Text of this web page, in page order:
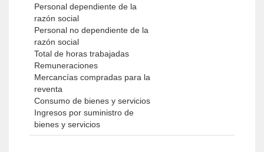
Personal dependiente de la
razón social
Personal no dependiente de la
razón social
Total de horas trabajadas
Remuneraciones
Mercancías compradas para la
reventa
Consumo de bienes y servicios
Ingresos por suministro de
bienes y servicios